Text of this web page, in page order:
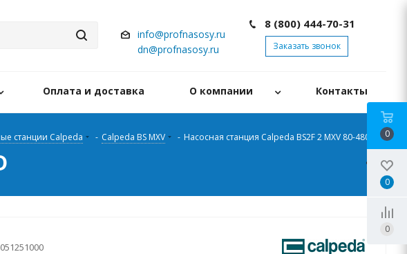
info@profnasosy.ru
dn@profnasosy.ru
8 (800) 444-70-31
Заказать звонок
Оплата и доставка О компании Контакты
станции Calpeda - Calpeda BS MXV - Насосная станция Calpeda BS2F 2 MXV 80-4806/D0
0
0